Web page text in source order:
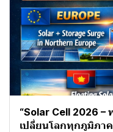
“Solar Cell 2026 –
เปลี่ยนโลกทุกภูมิภา